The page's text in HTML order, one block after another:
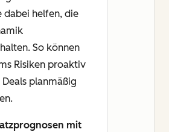
dabei helfen, die
So können
Risiken proaktiv
planmäßig
mit